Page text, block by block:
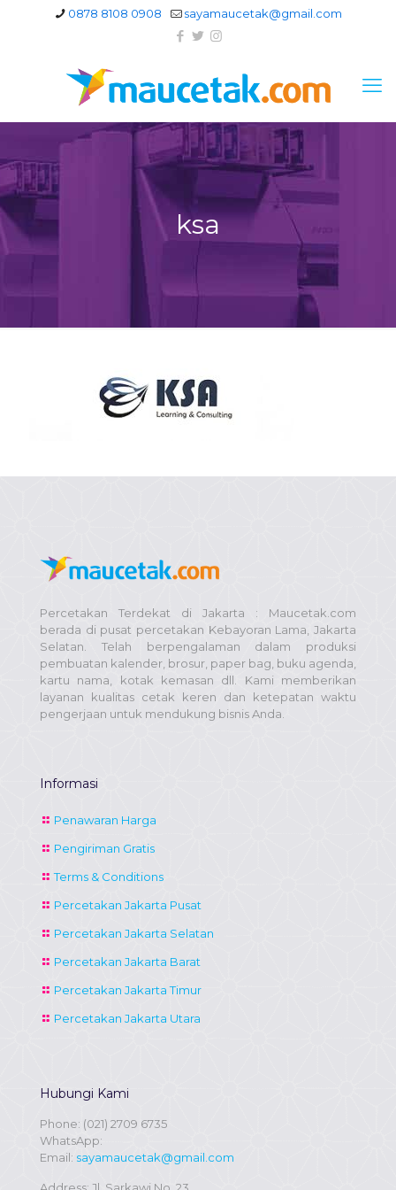
0878 8108 0908 sayamaucetak@gmail.com
ksa
Percetakan Terdekat di Jakarta : Maucetak.com
berada di pusat percetakan Kebayoran Lama, Jakarta
Selatan. Telah berpengalaman dalam produksi
pembuatan kalender, brosur, paper bag, buku agenda,
kartu nama, kotak kemasan dll. Kami memberikan
layanan kualitas cetak keren dan ketepatan waktu
pengerjaan untuk mendukung bisnis Anda.
Informasi
Penawaran Harga
Pengiriman Gratis
Terms & Conditions
Percetakan Jakarta Pusat
Percetakan Jakarta Selatan
Percetakan Jakarta Barat
Percetakan Jakarta Timur
Percetakan Jakarta Utara
Hubungi Kami
Phone: (021) 2709 6735
WhatsApp:
Email: sayamaucetak@gmail.com